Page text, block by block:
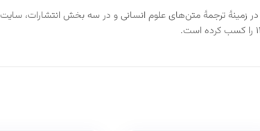
با نام رسمی «موسسهٔ فرهنگی هنری ترجمان پیام رسا» از سال ۱۳۹۱ در زمینهٔ ترجمهٔ متن‌های علوم